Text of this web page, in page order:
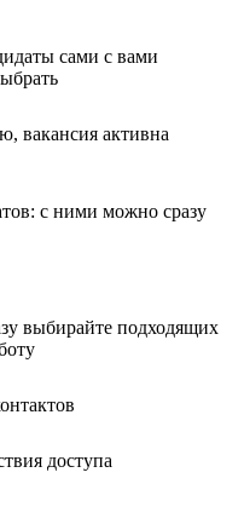
сами с вами
вакансия активна
с ними можно сразу
выбирайте подходящих
доступа